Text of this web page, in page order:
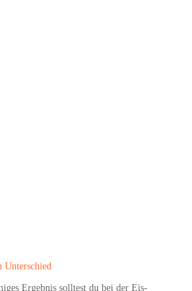
Unterschied
Ergeb­nis soll­test du bei der Eis-